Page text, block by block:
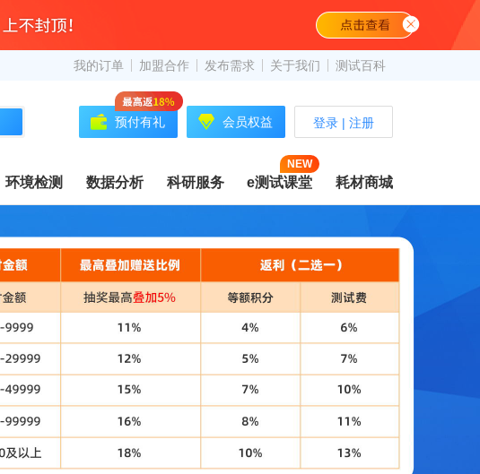
我的订单 加盟合作 发布需求 关于我们 测试百科
预付有礼 会员权益 登录 | 注册
环境检测 数据分析 科研服务 e测试课堂
NEW
耗材商城